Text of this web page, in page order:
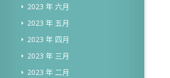
2023 年 六月
2023 年 五月
2023 年 四月
2023 年 三月
2023 年 二月